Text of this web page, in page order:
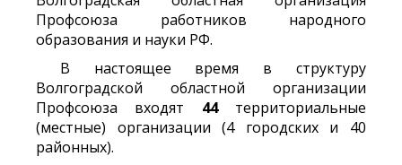
Профсоюза работников народного
образования и науки РФ.
В настоящее время в структуру
Волгоградской областной организации
Профсоюза входят 44территориальные
(местные) организации (4 городских и 40
районных).